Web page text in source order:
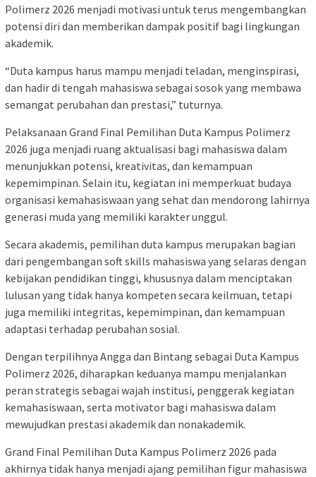
Polimerz 2026 menjadi motivasi untuk terus mengembangkan
potensi diri dan memberikan dampak positif bagi lingkungan
akademik.
“Duta kampus harus mampu menjadi teladan, menginspirasi,
dan hadir di tengah mahasiswa sebagai sosok yang membawa
semangat perubahan dan prestasi,” tuturnya.
Pelaksanaan Grand Final Pemilihan Duta Kampus Polimerz
2026 juga menjadi ruang aktualisasi bagi mahasiswa dalam
menunjukkan potensi, kreativitas, dan kemampuan
kepemimpinan. Selain itu, kegiatan ini memperkuat budaya
organisasi kemahasiswaan yang sehat dan mendorong lahirnya
generasi muda yang memiliki karakter unggul.
Secara akademis, pemilihan duta kampus merupakan bagian
dari pengembangan soft skills mahasiswa yang selaras dengan
kebijakan pendidikan tinggi, khususnya dalam menciptakan
lulusan yang tidak hanya kompeten secara keilmuan, tetapi
juga memiliki integritas, kepemimpinan, dan kemampuan
adaptasi terhadap perubahan sosial.
Dengan terpilihnya Angga dan Bintang sebagai Duta Kampus
Polimerz 2026, diharapkan keduanya mampu menjalankan
peran strategis sebagai wajah institusi, penggerak kegiatan
kemahasiswaan, serta motivator bagi mahasiswa dalam
mewujudkan prestasi akademik dan nonakademik.
Grand Final Pemilihan Duta Kampus Polimerz 2026 pada
akhirnya tidak hanya menjadi ajang pemilihan figur mahasiswa